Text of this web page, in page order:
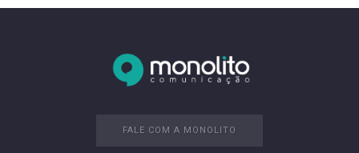
FALE COM A MONOLITO